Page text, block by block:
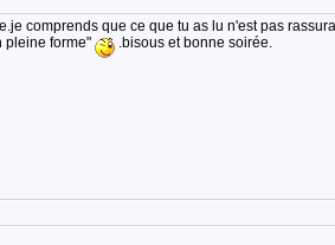
comprends que ce que tu as lu n'est pas
pleine forme"
.bisous et bonne soirée.